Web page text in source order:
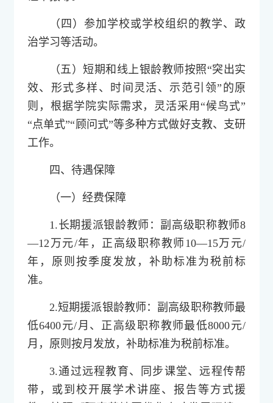
（四）参加学校或学校组织的教学、政
治学习等活动。
（五）短期和线上银龄教师按照“突出实
效、形式多样、时间灵活、示范引领”的原
则，根据学院实际需求，灵活采用“候鸟式”
“点单式”“顾问式”等多种方式做好支教、支研
工作。
四、待遇保障
（一）经费保障
1.长期援派银龄教师：副高级职称教师8
—12万元/年，正高级职称教师10—15万元/
年，原则按季度发放，补助标准为税前标
准。
2.短期援派银龄教师：副高级职称教师最
低6400元/月、正高级职称教师最低8000元/
月，原则按月发放，补助标准为税前标准。
3.通过远程教育、同步课堂、远程传帮
带，或到校开展学术讲座、报告等方式援